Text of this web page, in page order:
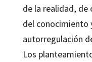
de la realidad, de
del conocimiento
autorregulación
Los